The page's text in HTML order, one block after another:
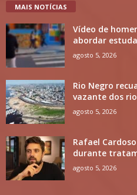
MAIS NOTÍCIAS
Vídeo de
abordar
agosto 5, 2026
Rio Negro
vazante dos
agosto 5, 2026
Rafael
durante
agosto 5, 2026